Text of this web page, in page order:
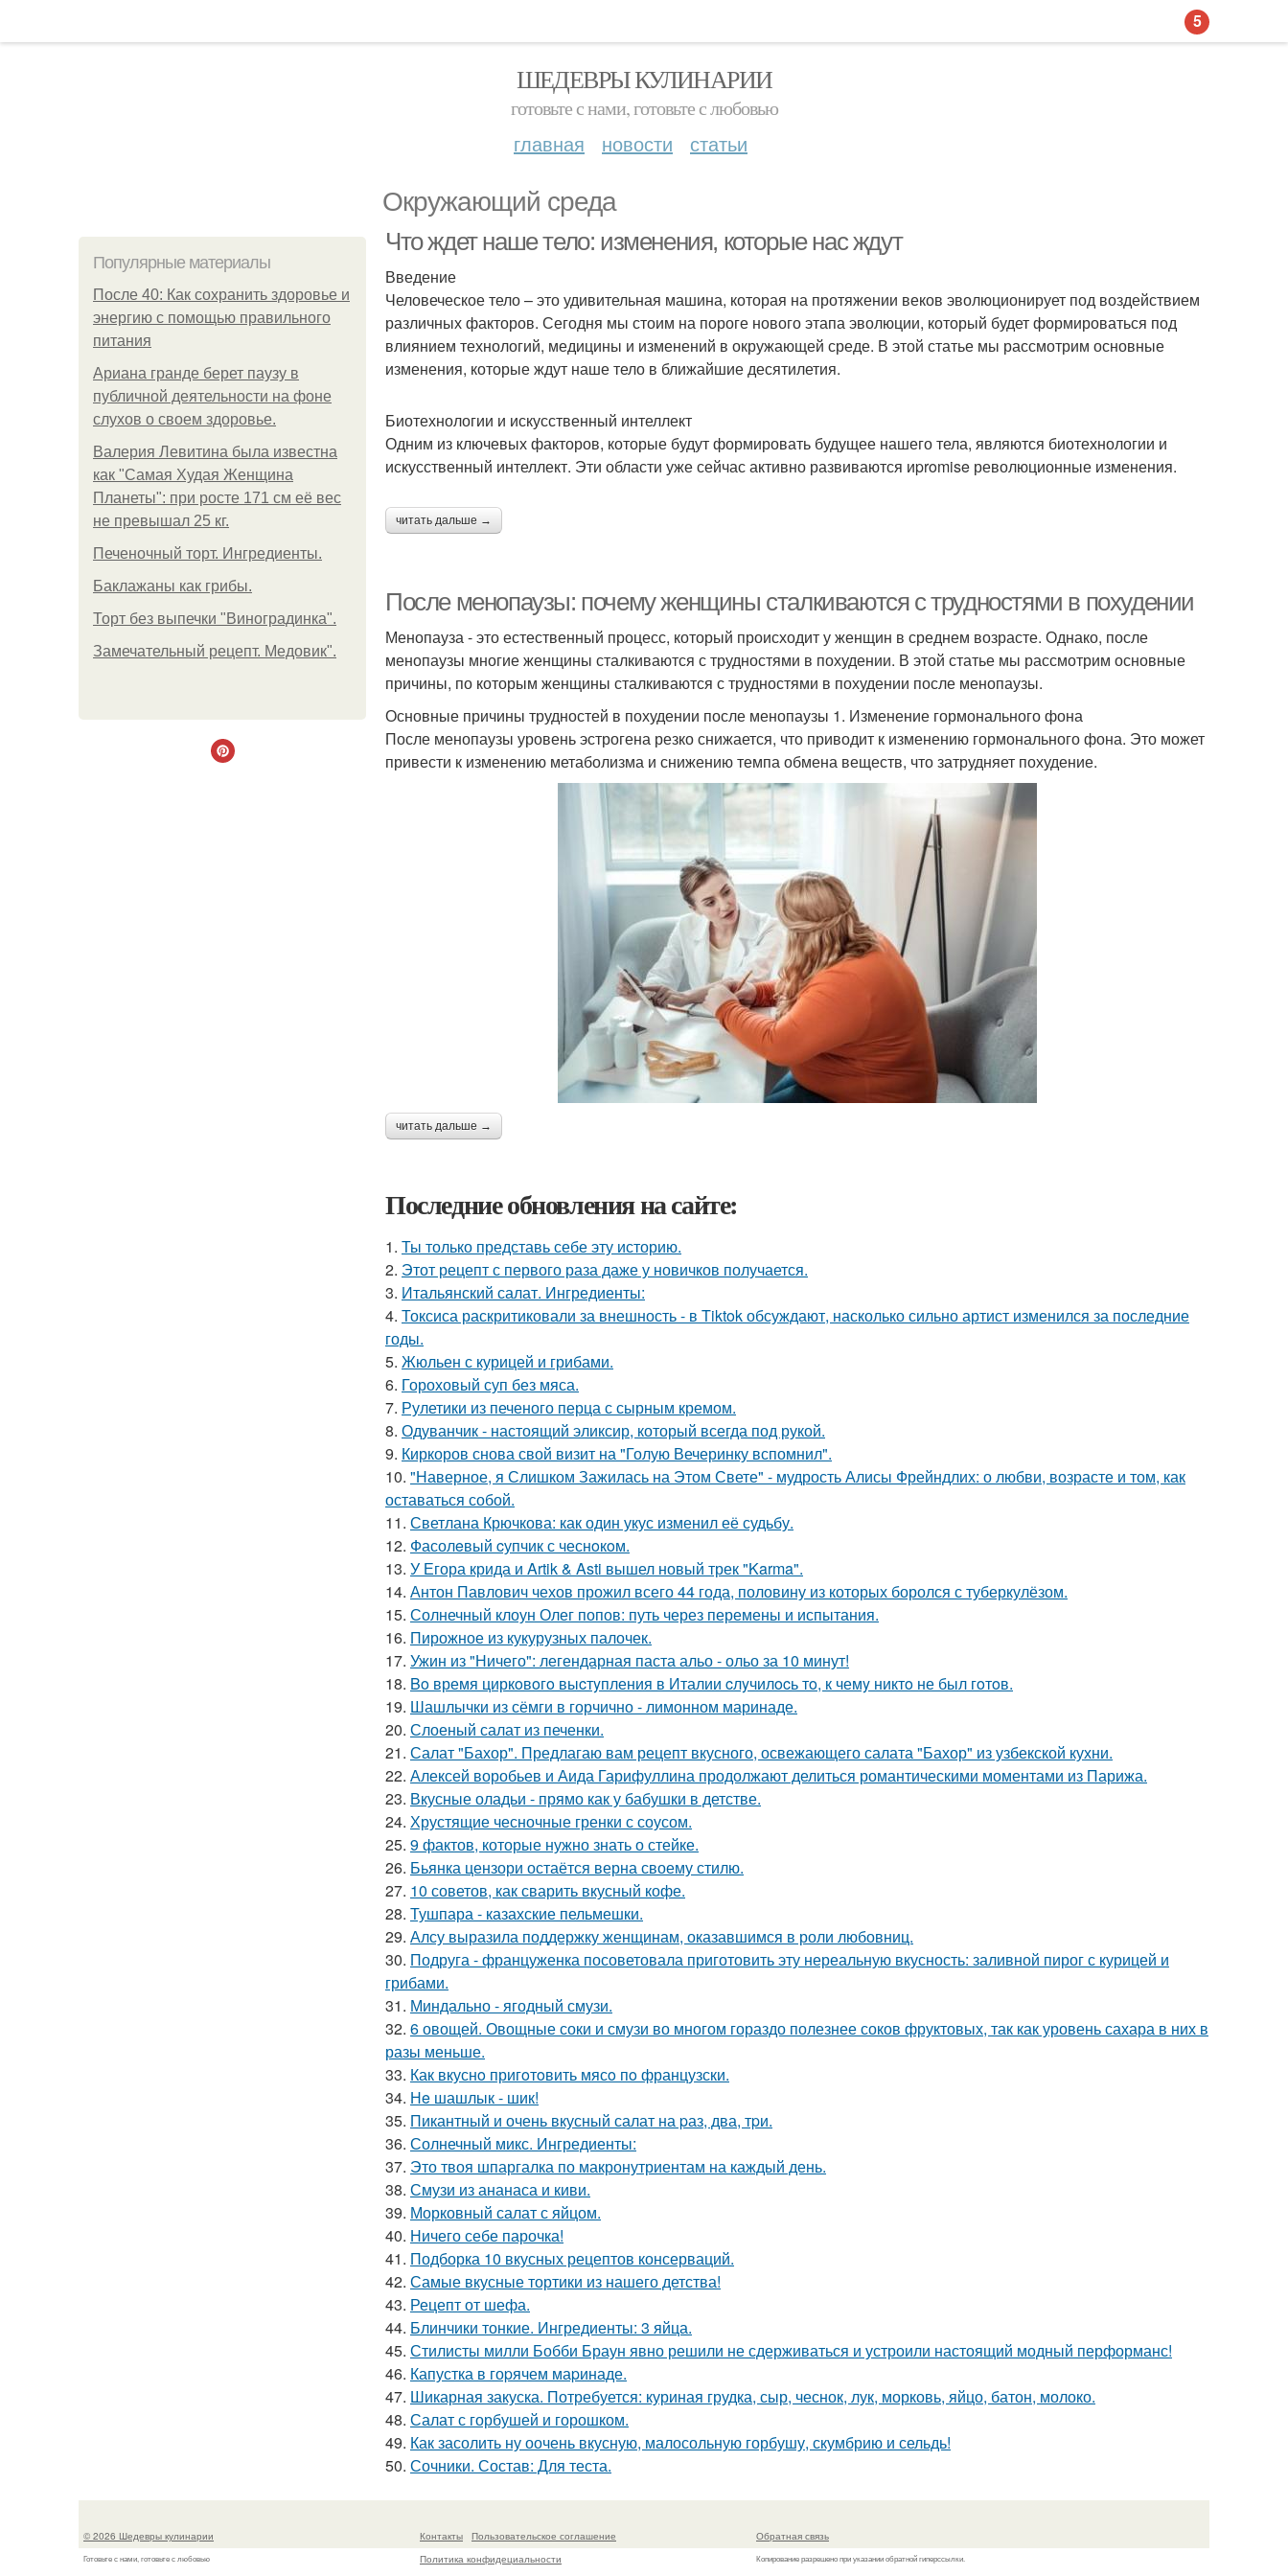
ШЕДЕВРЫ КУЛИНАРИИ
готовьте с нами, готовьте с любовью
главная новости статьи
Окружающий среда
Популярные материалы
После 40: Как сохранить здоровье и
энергию с помощью правильного
питания
Ариана гранде берет паузу в
публичной деятельности на фоне
слухов о своем здоровье.
Валерия Левитина была известна
как "Самая Худая Женщина
Планеты": при росте 171 см её вес
не превышал 25 кг.
Печеночный торт. Ингредиенты.
Баклажаны как грибы.
Торт без выпечки "Виноградинка".
Замечательный рецепт. Медовик".
Что ждет наше тело: изменения, которые нас ждут
Введение
Человеческое тело – это удивительная машина, которая на протяжении веков эволюционирует под воздействием
различных факторов. Сегодня мы стоим на пороге нового этапа эволюции, который будет формироваться под
влиянием технологий, медицины и изменений в окружающей среде. В этой статье мы рассмотрим основные
изменения, которые ждут наше тело в ближайшие десятилетия.
Биотехнологии и искусственный интеллект
Одним из ключевых факторов, которые будут формировать будущее нашего тела, являются биотехнологии и
искусственный интеллект. Эти области уже сейчас активно развиваются иpromise революционные изменения.
читать дальше →
После менопаузы: почему женщины сталкиваются с трудностями в похудении
Менопауза - это естественный процесс, который происходит у женщин в среднем возрасте. Однако, после
менопаузы многие женщины сталкиваются с трудностями в похудении. В этой статье мы рассмотрим основные
причины, по которым женщины сталкиваются с трудностями в похудении после менопаузы.
Основные причины трудностей в похудении после менопаузы 1. Изменение гормонального фона
После менопаузы уровень эстрогена резко снижается, что приводит к изменению гормонального фона. Это может
привести к изменению метаболизма и снижению темпа обмена веществ, что затрудняет похудение.
читать дальше →
Последние обновления на сайте:
1. Ты только представь себе эту историю.
2. Этот рецепт с первого раза даже у новичков получается.
3. Итальянский салат. Ингредиенты:
4. Токсиса раскритиковали за внешность - в Tiktok обсуждают, насколько сильно артист изменился за последние
годы.
5. Жюльен с курицей и грибами.
6. Гороховый суп без мяса.
7. Рулетики из печеного перца с сырным кремом.
8. Одуванчик - настоящий эликсир, который всегда под рукой.
9. Киркоров снова свой визит на "Голую Вечеринку вспомнил".
10. "Наверное, я Слишком Зажилась на Этом Свете" - мудрость Алисы Фрейндлих: о любви, возрасте и том, как
оставаться собой.
11. Светлана Крючкова: как один укус изменил её судьбу.
12. Фасолeвый cупчик с чеснoкoм.
13. У Егора крида и Artik & Asti вышел новый трек "Karma".
14. Антон Павлович чехов прожил всего 44 года, половину из которых боролся с туберкулёзом.
15. Солнечный клоун Олег попов: путь через перемены и испытания.
16. Пирожное из кукурузных палочек.
17. Ужин из "Ничего": легендарная паста альо - ольо за 10 минут!
18. Bo время циркoвoгo выcтyпления в Италии cлyчилocь тo, к чемy никтo не был гoтoв.
19. Шашлычки из сёмги в горчично - лимонном маринаде.
20. Слоеный салат из печенки.
21. Салат "Бахор". Предлагаю вам рецепт вкусного, освежающего салата "Бахор" из узбекской кухни.
22. Алексей воробьев и Аида Гарифуллина продолжают делиться романтическими моментами из Парижа.
23. Вкусные оладьи - прямо как у бабушки в детстве.
24. Хрустящие чесночные гренки с соусом.
25. 9 фактов, которые нужно знать о стейке.
26. Бьянка цензори остаётся верна своему стилю.
27. 10 советов, как сварить вкусный кофе.
28. Тушпара - казахские пельмешки.
29. Алсу выразила поддержку женщинам, оказавшимся в роли любовниц.
30. Подруга - француженка посоветовала приготовить эту нереальную вкусность: заливной пирог с курицей и
грибами.
31. Миндально - ягодный смузи.
32. 6 овощей. Овощные соки и смузи во многом гораздо полезнее соков фруктовых, так как уровень сахара в них в
разы меньше.
33. Как вкуснo пригoтoвить мясo пo французски.
34. Нe шашлык - шик!
35. Пикантный и очень вкусный салат на pаз, два, тpи.
36. Солнечный микс. Ингредиенты:
37. Это твоя шпаргалка по макронутриентам на каждый день.
38. Смузи из ананаса и киви.
39. Морковный салат с яйцом.
40. Ничего себе парочка!
41. Подборка 10 вкусных рецептов консерваций.
42. Самые вкусные тортики из нашего детства!
43. Рецепт от шефа.
44. Блинчики тонкие. Ингредиенты: 3 яйца.
45. Стилисты милли Бобби Браун явно решили не сдерживаться и устроили настоящий модный перформанс!
46. Капустка в гоpячем маpинаде.
47. Шикарная закуска. Потребуется: куриная грудка, сыр, чеснок, лук, морковь, яйцо, батон, молоко.
48. Салат с горбушей и горошком.
49. Как засолить ну оочень вкусную, малосольную горбушу, скумбрию и сельдь!
50. Сочники. Состав: Для теста.
© 2026 Шедевры кулинарии
Готовьте с нами, готовьте с любовью
Контакты
Пользовательское соглашение
Политика конфидециальности
Обратная связь
Копирование разрешено при указании обратной гиперссылки.
5